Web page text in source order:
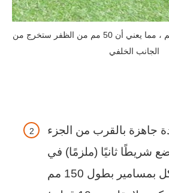
يبلغ سمك اللوحين 100 مم ، مما يعني أن 50 مم من الظفر ستخرج من
الجانب الخلفي
جاهزة بالقرب من الجزء
شريطًا ثانيًا (ملزمًا) في
الأعلى ونصلح الهيكل بمسامير بطول 150 مم